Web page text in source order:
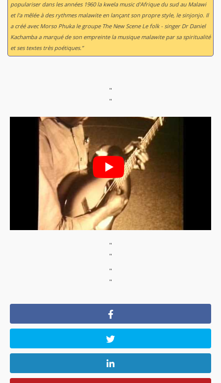
populariser dans les années 1960 la kwela music d'Afrique du sud au Malawi
et l'a mêlée à des rythmes malawite en lançant son propre style, le sinjonjo. Il
a créé avec Morso Phuka le groupe The New Scene Le folk - singer Dr Daniel
Kachamba a marqué de son empreinte la musique malawite par sa spiritualité
et ses textes très poétiques.”
"
"
"
"
"
"